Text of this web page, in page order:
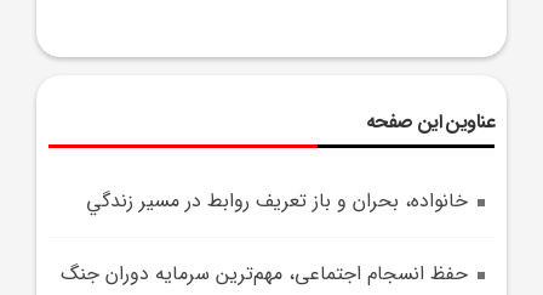
عناوین این صفحه
خانواده، بحران و باز تعريف روابط در مسير زندگي
حفظ انسجام اجتماعی، مهم‌ترین سرمایه دوران جنگ